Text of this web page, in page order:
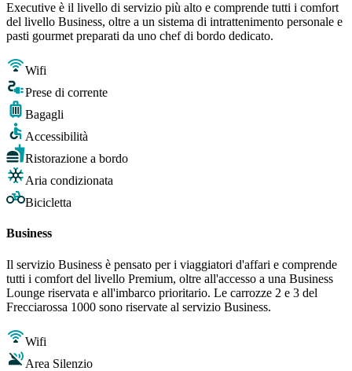
Executive è il livello di servizio più alto e comprende tutti i comfort
del livello Business, oltre a un sistema di intrattenimento personale e
pasti gourmet preparati da uno chef di bordo dedicato.
Wifi
Prese di corrente
Bagagli
Accessibilità
Ristorazione a bordo
Aria condizionata
Bicicletta
Business
Il servizio Business è pensato per i viaggiatori d'affari e comprende
tutti i comfort del livello Premium, oltre all'accesso a una Business
Lounge riservata e all'imbarco prioritario. Le carrozze 2 e 3 del
Frecciarossa 1000 sono riservate al servizio Business.
Wifi
Area Silenzio